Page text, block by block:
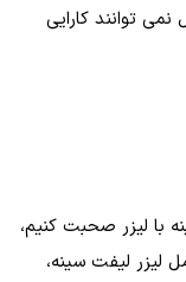
توانند کارایی
با لیزر صحبت کنیم،
لیفت سینه،